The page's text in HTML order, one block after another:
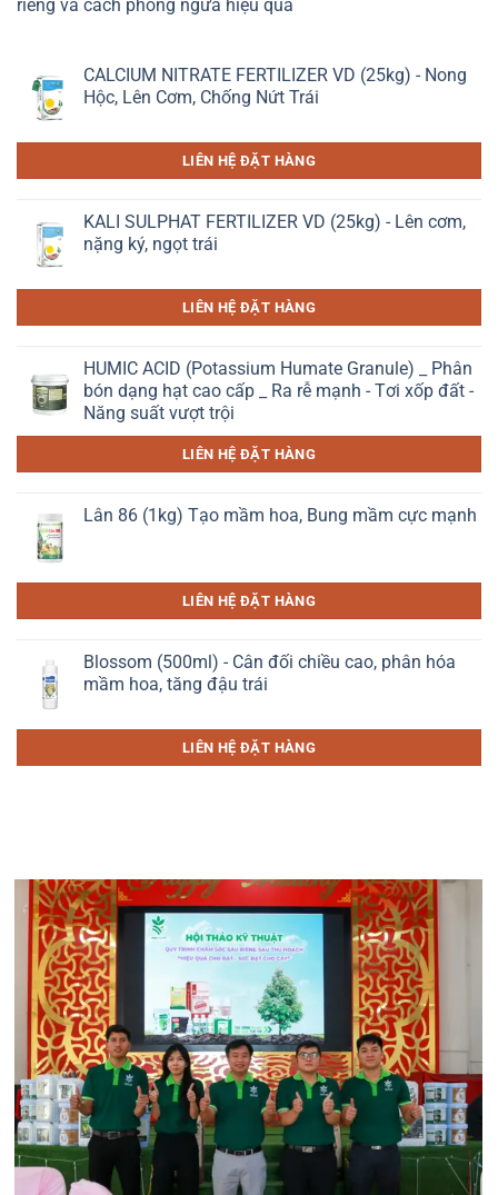
riêng và cách phòng ngừa hiệu quả
CALCIUM NITRATE FERTILIZER VD (25kg) - Nong
Hộc, Lên Cơm, Chống Nứt Trái
LIÊN HỆ ĐẶT HÀNG
KALI SULPHAT FERTILIZER VD (25kg) - Lên cơm,
nặng ký, ngọt trái
LIÊN HỆ ĐẶT HÀNG
HUMIC ACID (Potassium Humate Granule) _ Phân
bón dạng hạt cao cấp _ Ra rễ mạnh - Tơi xốp đất -
Năng suất vượt trội
LIÊN HỆ ĐẶT HÀNG
Lân 86 (1kg) Tạo mầm hoa, Bung mầm cực mạnh
LIÊN HỆ ĐẶT HÀNG
Blossom (500ml) - Cân đối chiều cao, phân hóa
mầm hoa, tăng đậu trái
LIÊN HỆ ĐẶT HÀNG